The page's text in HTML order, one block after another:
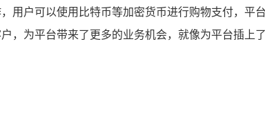
用户可以使用比特币等加密货币进行购物支付，平
为平台带来了更多的业务机会，就像为平台插上